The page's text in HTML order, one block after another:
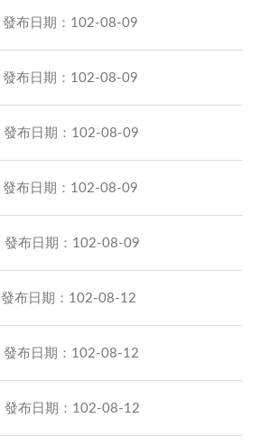
發布日期：102-08-09
發布日期：102-08-09
發布日期：102-08-09
發布日期：102-08-09
發布日期：102-08-09
發布日期：102-08-12
發布日期：102-08-12
發布日期：102-08-12